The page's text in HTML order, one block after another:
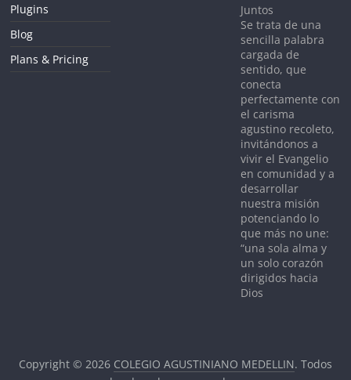
Plugins
Blog
Plans & Pricing
Juntos
Se trata de una
sencilla palabra
cargada de
sentido, que
conecta
perfectamente con
el carisma
agustino recoleto,
invitándonos a
vivir el Evangelio
en comunidad y a
desarrollar
nuestra misión
potenciando lo
que más no une:
“una sola alma y
un solo corazón
dirigidos hacia
Dios
Copyright © 2026 COLEGIO AGUSTINIANO MEDELLIN. Todos